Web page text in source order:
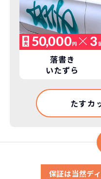
落書き
いたずら
たすカ
保証は当然デ